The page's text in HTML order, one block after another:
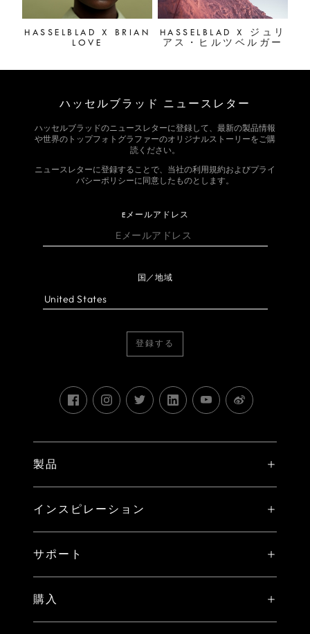
HASSELBLAD X BRIAN
LOVE
HASSELBLAD X ジュリ
アス・ヒルツベルガー
ハッセルブラッド ニュースレター
ハッセルブラッドのニュースレターに登録して、最新の製品情報
や世界のトップフォトグラファーのオリジナルストーリーをご購
読ください。
ニュースレターに登録することで、当社の利用規約およびプライ
バシーポリシーに同意したものとします。
Eメールアドレス
国／地域
登録する
製品
H システム
インスピレーション
ハッセルブラッド アンバサダー
サポート
購入